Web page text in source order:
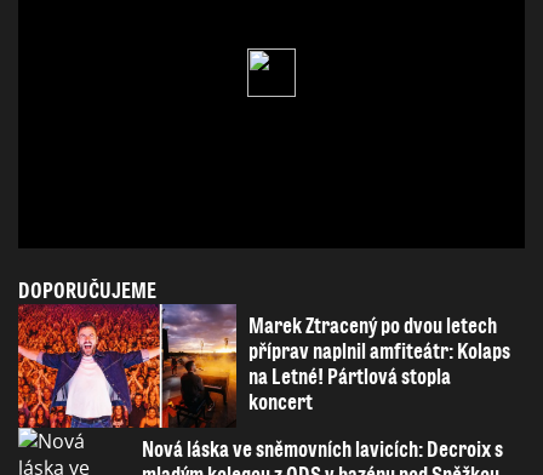
DOPORUČUJEME
Marek Ztracený po dvou letech
příprav naplnil amfiteátr: Kolaps
na Letné! Pártlová stopla
koncert
Nová láska ve sněmovních lavicích: Decroix s